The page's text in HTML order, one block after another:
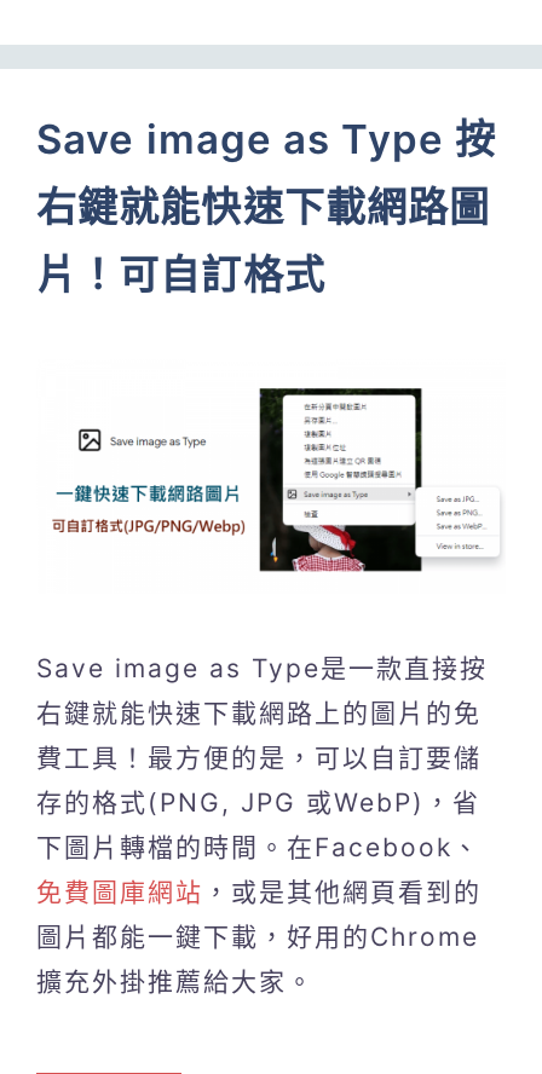
Save image as Type 按
右鍵就能快速下載網路圖
片！可自訂格式
Save image as Type是一款直接按
右鍵就能快速下載網路上的圖片的免
費工具！最方便的是，可以自訂要儲
存的格式(PNG, JPG 或WebP)，省
下圖片轉檔的時間。在Facebook、
免費圖庫網站 ，或是其他網頁看到的
圖片都能一鍵下載，好用的Chrome
擴充外掛推薦給大家。